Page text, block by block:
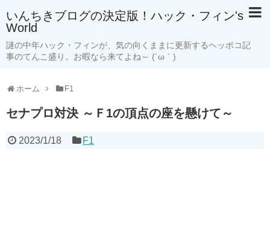
いんちきブログの決定版！ハック・フィン's
World
謎の中年ハック・フィンが、気の向くままに更新するヘッポコ記
事のてんこ盛り。お暇なら来てよね～ (´ω｀)
ホーム F1
セナプロ対決 ～Ｆ1の頂点の座を懸けて～
2023/1/18 F1